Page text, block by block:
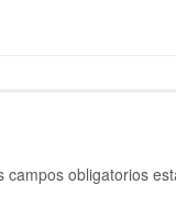
campos obligatorios